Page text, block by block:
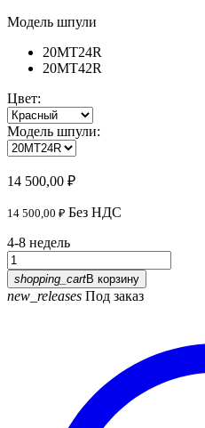
Модель шпули
20MT24R
20MT42R
Цвет:
Модель шпули:
14 500,00 ₽
14 500,00 ₽ Без НДС
4-8 недель
shopping_cartВ корзину
new_releases Под заказ